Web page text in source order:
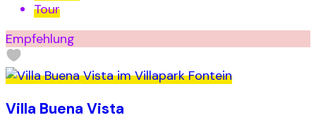
Tour
Empfehlung
Villa Buena Vista